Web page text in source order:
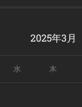
2025年3月
水 木